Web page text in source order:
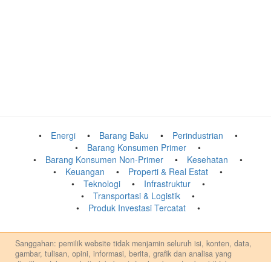
Energi Barang Baku
Perindustrian
Barang Konsumen Primer
Barang Konsumen Non-Primer
Kesehatan
Keuangan
Properti & Real Estat
Teknologi
Infrastruktur
Transportasi & Logistik
Produk Investasi Tercatat
Sanggahan: pemilik website tidak menjamin seluruh isi, konten, data,
gambar, tulisan, opini, informasi, berita, grafik dan analisa yang